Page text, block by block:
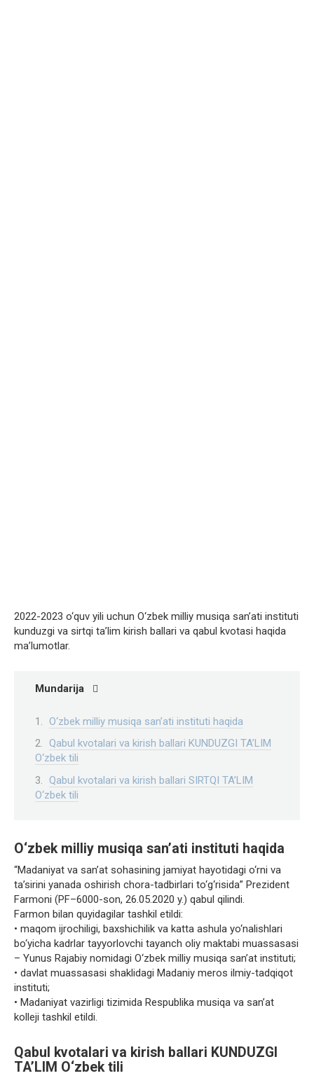
2022-2023 o‘quv yili uchun O‘zbek milliy musiqa sanʼati instituti
kunduzgi va sirtqi ta’lim kirish ballari va qabul kvotasi haqida
ma’lumotlar.
Mundarija
O‘zbek milliy musiqa sanʼati instituti haqida
Qabul kvotalari va kirish ballari KUNDUZGI TA’LIM
O‘zbek tili
Qabul kvotalari va kirish ballari SIRTQI TA’LIM
O‘zbek tili
O‘zbek milliy musiqa sanʼati instituti haqida
“Madaniyat va san’at sohasining jamiyat hayotidagi o‘rni va
ta’sirini yanada oshirish chora-tadbirlari to‘g‘risida” Prezident
Farmoni (PF–6000-son, 26.05.2020 y.) qabul qilindi.
Farmon bilan quyidagilar tashkil etildi:
• maqom ijrochiligi, baxshichilik va katta ashula yo‘nalishlari
bo‘yicha kadrlar tayyorlovchi tayanch oliy maktabi muassasasi
– Yunus Rajabiy nomidagi O‘zbek milliy musiqa san’at instituti;
• davlat muassasasi shaklidagi Madaniy meros ilmiy-tadqiqot
instituti;
• Madaniyat vazirligi tizimida Respublika musiqa va san’at
kolleji tashkil etildi.
Qabul kvotalari va kirish ballari KUNDUZGI
TA’LIM O‘zbek tili